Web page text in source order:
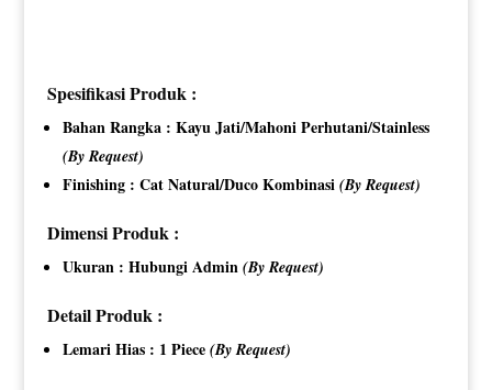
Spesifikasi Produk :
Bahan Rangka : Kayu Jati/Mahoni Perhutani/Stainless
(By Request)
Finishing : Cat Natural/Duco Kombinasi (By Request)
Dimensi Produk :
Ukuran : Hubungi Admin (By Request)
Detail Produk :
Lemari Hias : 1 Piece (By Request)